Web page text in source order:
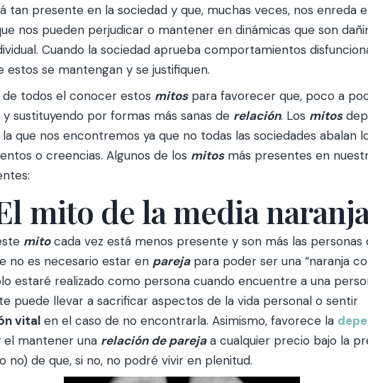
tan presente en la sociedad y que, muchas veces, nos enreda
nos pueden perjudicar o mantener en dinámicas que son
Cuando la sociedad aprueba comportamientos
estos se mantengan y se justifiquen.
de todos el conocer estos mitospara favorecer que, poco a
sustituyendo por formas más sanas de relación. Los mitos
que nos encontremos ya que no todas las sociedades abalan
o creencias. Algunos de los mitosmás presentes en
mito de la media
mitocada vez está menos presente y son más las personas
no es necesario estar en parejapara poder ser una “naranja
estaré realizado como persona cuando encuentre a una
puede llevar a sacrificar aspectos de la vida personal o sentir
vital en el caso de no encontrarla. Asimismo, favorece la
el mantener una relación de parejaa cualquier precio bajo la
no) de que, si no, no podré vivir en plenitud.